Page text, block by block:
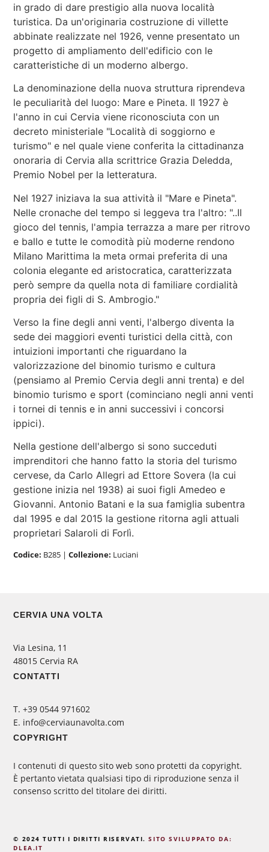
in grado di dare prestigio alla nuova località
turistica. Da un'originaria costruzione di villette
abbinate realizzate nel 1926, venne presentato un
progetto di ampliamento dell'edificio con le
caratteristiche di un moderno albergo.
La denominazione della nuova struttura riprendeva
le peculiarità del luogo: Mare e Pineta. Il 1927 è
l'anno in cui Cervia viene riconosciuta con un
decreto ministeriale "Località di soggiorno e
turismo" e nel quale viene conferita la cittadinanza
onoraria di Cervia alla scrittrice Grazia Deledda,
Premio Nobel per la letteratura.
Nel 1927 iniziava la sua attività il "Mare e Pineta".
Nelle cronache del tempo si leggeva tra l'altro: "..Il
gioco del tennis, l'ampia terrazza a mare per ritrovo
e ballo e tutte le comodità più moderne rendono
Milano Marittima la meta ormai preferita di una
colonia elegante ed aristocratica, caratterizzata
però sempre da quella nota di familiare cordialità
propria dei figli di S. Ambrogio."
Verso la fine degli anni venti, l'albergo diventa la
sede dei maggiori eventi turistici della città, con
intuizioni importanti che riguardano la
valorizzazione del binomio turismo e cultura
(pensiamo al Premio Cervia degli anni trenta) e del
binomio turismo e sport (cominciano negli anni venti
i tornei di tennis e in anni successivi i concorsi
ippici).
Nella gestione dell'albergo si sono succeduti
imprenditori che hanno fatto la storia del turismo
cervese, da Carlo Allegri ad Ettore Sovera (la cui
gestione inizia nel 1938) ai suoi figli Amedeo e
Giovanni. Antonio Batani e la sua famiglia subentra
dal 1995 e dal 2015 la gestione ritorna agli attuali
proprietari Salaroli di Forlì.
Codice: B285 |Collezione: Luciani
CERVIA UNA VOLTA
Via Lesina, 11
48015 Cervia RA
CONTATTI
‭T. +39 0544 971602
E. info@cerviaunavolta.com
COPYRIGHT
I contenuti di questo sito web sono protetti da copyright.
È pertanto vietata qualsiasi tipo di riproduzione senza il
consenso scritto del titolare dei diritti.
© 2024 TUTTI I DIRITTI RISERVATI.SITO SVILUPPATO DA:
DLEA.IT